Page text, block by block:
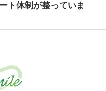
ト体制が整っていま